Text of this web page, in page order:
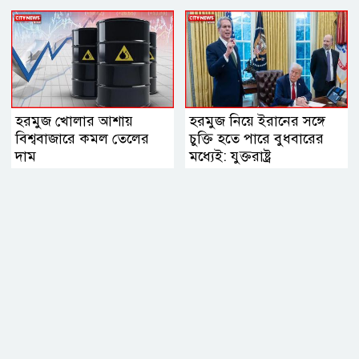
হরমুজ খোলার আশায়
বিশ্ববাজারে কমল তেলের
দাম
হরমুজ নিয়ে ইরানের সঙ্গে
চুক্তি হতে পারে বুধবারের
মধ্যেই: যুক্তরাষ্ট্র